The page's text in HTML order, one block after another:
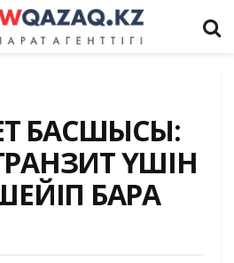
БАСШЫСЫ:
ҮШІН
БАРА